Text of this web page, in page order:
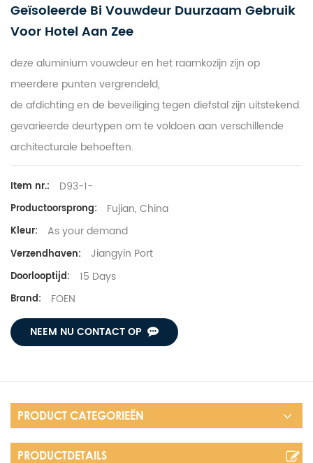
Geïsoleerde Bi Vouwdeur Duurzaam Gebruik
Voor Hotel Aan Zee
deze aluminium vouwdeur en het raamkozijn zijn op
meerdere punten vergrendeld,
de afdichting en de beveiliging tegen diefstal zijn uitstekend.
gevarieerde deurtypen om te voldoen aan verschillende
architecturale behoeften.
Item nr.: D93-1-
Productoorsprong: Fujian, China
Kleur: As your demand
Verzendhaven: Jiangyin Port
Doorlooptijd: 15 Days
Brand: FOEN
NEEM NU CONTACT OP
PRODUCT CATEGORIEËN
PRODUCTDETAILS